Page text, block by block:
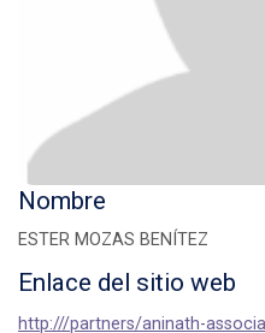
Nombre
ESTER MOZAS BENÍTEZ
Enlace del sitio web
http:///partners/aninath-